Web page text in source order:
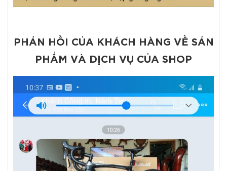
PHẢN HỒI CỦA KHÁCH HÀNG VỀ SẢN
PHẨM VÀ DỊCH VỤ CỦA SHOP